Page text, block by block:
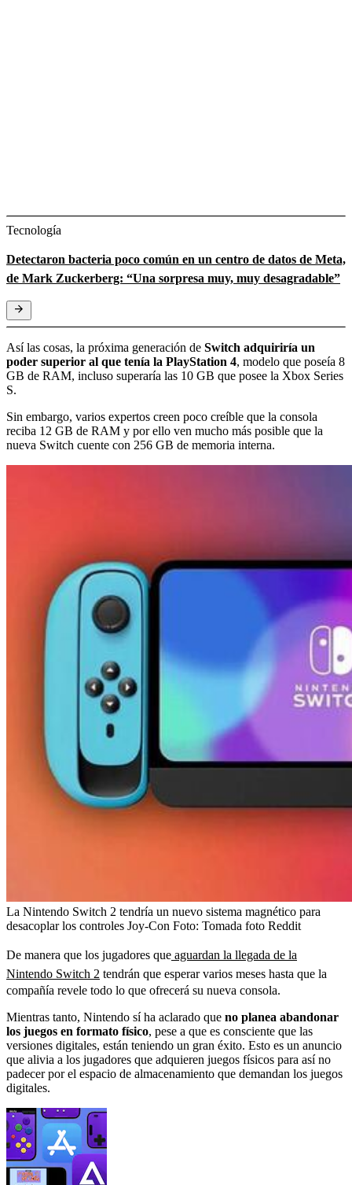
Tecnología
Detectaron bacteria poco común en un centro de datos de Meta,
de Mark Zuckerberg: “Una sorpresa muy, muy desagradable”
Así las cosas, la próxima generación de Switch adquiriría un
poder superior al que tenía la PlayStation 4, modelo que poseía 8
GB de RAM, incluso superaría las 10 GB que posee la Xbox Series
S.
Sin embargo, varios expertos creen poco creíble que la consola
reciba 12 GB de RAM y por ello ven mucho más posible que la
nueva Switch cuente con 256 GB de memoria interna.
La Nintendo Switch 2 tendría un nuevo sistema magnético para
desacoplar los controles Joy-Con Foto: Tomada foto Reddit
De manera que los jugadores que aguardan la llegada de la
Nintendo Switch 2 tendrán que esperar varios meses hasta que la
compañía revele todo lo que ofrecerá su nueva consola.
Mientras tanto, Nintendo sí ha aclarado que no planea abandonar
los juegos en formato físico, pese a que es consciente que las
versiones digitales, están teniendo un gran éxito. Esto es un anuncio
que alivia a los jugadores que adquieren juegos físicos para así no
padecer por el espacio de almacenamiento que demandan los juegos
digitales.